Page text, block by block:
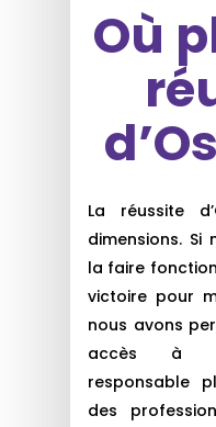
Où
La réussite
dimensions. Si
la faire
victoire pour
nous avons
accès à
responsable
des